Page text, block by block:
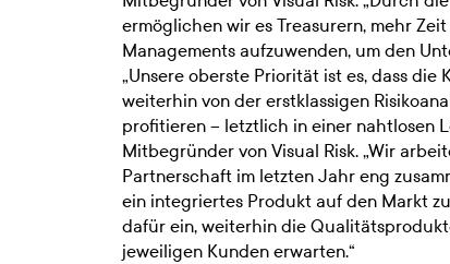
ermöglichen wir es Treasurern, mehr
Managements aufzuwenden, um den
„Unsere oberste Priorität ist es, dass die
weiterhin von der erstklassigen
profitieren – letztlich in einer nahtlosen
Mitbegründer von Visual Risk. „Wir
Partnerschaft im letzten Jahr eng
ein integriertes Produkt auf den Markt
dafür ein, weiterhin die
jeweiligen Kunden erwarten.“